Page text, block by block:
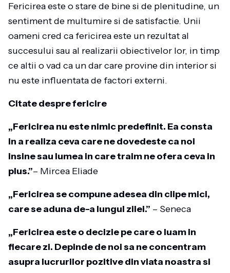
Fericirea este o stare de bine si de plenitudine, un
sentiment de multumire si de satisfactie. Unii
oameni cred ca fericirea este un rezultat al
succesului sau al realizarii obiectivelor lor, in timp
ce altii o vad ca un dar care provine din interior si
nu este influentata de factori externi.
Citate despre fericire
„Fericirea nu este nimic predefinit. Ea consta
in a realiza ceva care ne dovedeste ca noi
insine sau lumea in care traim ne ofera ceva in
plus.”– Mircea Eliade
„Fericirea se compune adesea din clipe mici,
care se aduna de-a lungul zilei.” – Seneca
„Fericirea este o decizie pe care o luam in
fiecare zi. Depinde de noi sa ne concentram
asupra lucrurilor pozitive din viata noastra si